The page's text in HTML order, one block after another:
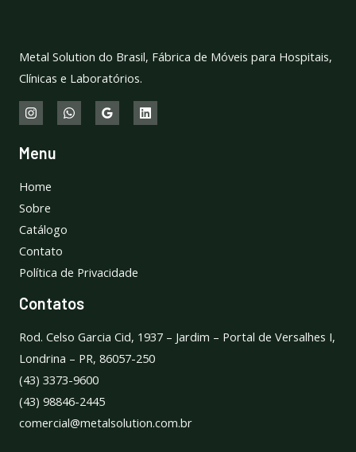
Metal Solution do Brasil, Fábrica de Móveis para Hospitais,
Clínicas e Laboratórios.
Menu
Home
Sobre
Catálogo
Contato
Política de Privacidade
Contatos
Rod. Celso Garcia Cid, 1937 – Jardim – Portal de Versalhes I,
Londrina – PR, 86057-250
(43) 3373-9600
(43) 98846-2445
comercial@metalsolution.com.br